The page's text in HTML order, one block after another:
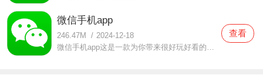
微信手机app
246.47M / 2024-12-18
微信手机app这是一款为你带来很好玩好看的快乐内容的手机聊天软件，这里不仅可以自由的去欣赏感受各种有趣的内容，还可以支持你在这进行各种交友体验与互动，这里的快乐内容非常丰富，而且还有各种好玩好看的短视频可以感受，而且这里还有朋友圈，可以看到很多好友们的动态
查看